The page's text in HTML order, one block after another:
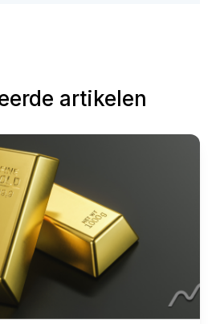
artikelen